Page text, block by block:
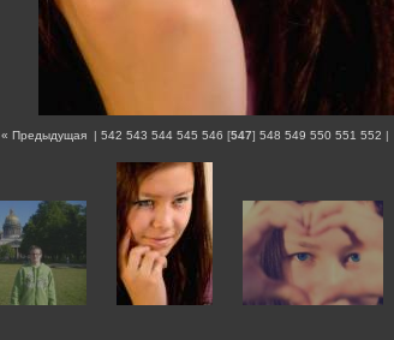
« Предыдущая | 542 543 544 545 546 [547] 548 549 550 551 552 |